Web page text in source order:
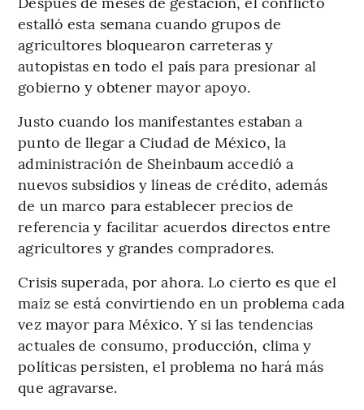
estalló esta semana cuando grupos de
agricultores bloquearon carreteras y
autopistas en todo el país para presionar al
gobierno y obtener mayor apoyo.
Justo cuando los manifestantes estaban a
punto de llegar a Ciudad de México, la
administración de Sheinbaum accedió a
nuevos subsidios y líneas de crédito, además
de un marco para establecer precios de
referencia y facilitar acuerdos directos entre
agricultores y grandes compradores.
Crisis superada, por ahora. Lo cierto es que el
maíz se está convirtiendo en un problema cada
vez mayor para México. Y si las tendencias
actuales de consumo, producción, clima y
políticas persisten, el problema no hará más
que agravarse.